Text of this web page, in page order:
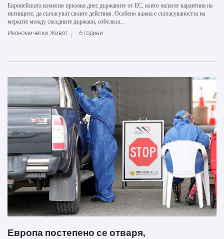
Европейската комисия призова днес държавите от ЕС, които налагат карантина на
пътниците, да съгласуват своите действия. Особено важна е съгласуваността на
мерките между съседните държави, отбеляза...
Икономически Живот
6 години
Европа постепено се отваря,